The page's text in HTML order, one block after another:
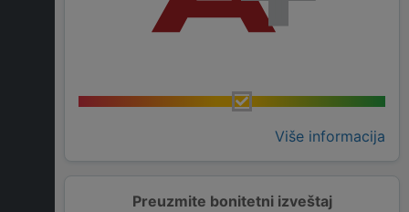
Više informacija
Preuzmite bonitetni izveštaj